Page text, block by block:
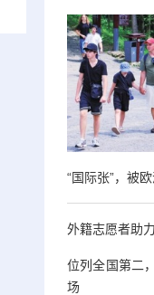
“国际张”，被
外籍志愿者助
位列全国第二
场